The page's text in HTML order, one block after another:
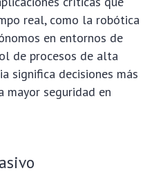
real, como la robótica
en entornos de
de procesos de alta
significa decisiones más
mayor seguridad en